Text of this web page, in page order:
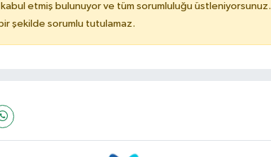
kabul etmiş bulunuyor ve tüm sorumluluğu üstleniyorsunuz.
şekilde sorumlu tutulamaz.